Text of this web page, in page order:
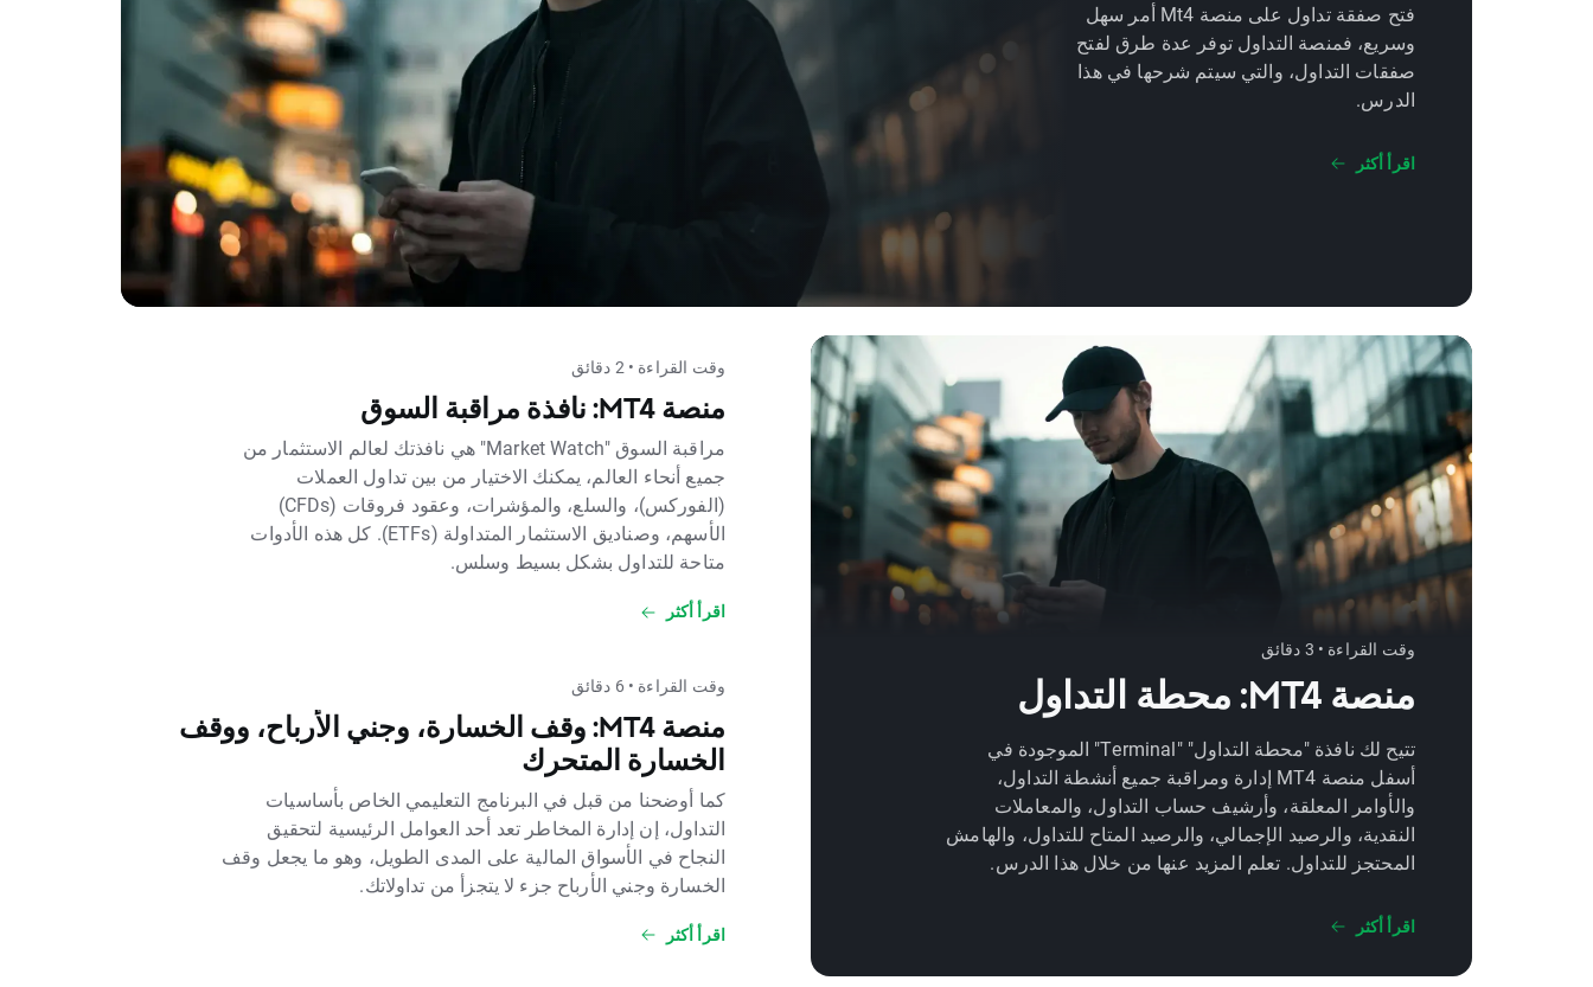
فتح صفقة تداول على منصة Mt4 أمر سهل
وسريع، فمنصة التداول توفر عدة طرق لفتح
صفقات التداول، والتي سيتم شرحها في هذا
الدرس.
اقرأ أكثر
وقت القراءة • 3 دقائق
منصة MT4: محطة التداول
تتيح لك نافذة "محطة التداول" "Terminal" الموجودة في
أسفل منصة MT4 إدارة ومراقبة جميع أنشطة التداول،
والأوامر المعلقة، وأرشيف حساب التداول، والمعاملات
النقدية، والرصيد الإجمالي، والرصيد المتاح للتداول، والهامش
المحتجز للتداول. تعلم المزيد عنها من خلال هذا الدرس.
اقرأ أكثر
وقت القراءة • 2 دقائق
منصة MT4: نافذة مراقبة السوق
مراقبة السوق "Market Watch" هي نافذتك لعالم الاستثمار من
جميع أنحاء العالم، يمكنك الاختيار من بين تداول العملات
(الفوركس)، والسلع، والمؤشرات، وعقود فروقات (CFDs)
الأسهم، وصناديق الاستثمار المتداولة (ETFs). كل هذه الأدوات
متاحة للتداول بشكل بسيط وسلس.
اقرأ أكثر
وقت القراءة • 6 دقائق
منصة MT4: وقف الخسارة، وجني الأرباح، ووقف
الخسارة المتحرك
كما أوضحنا من قبل في البرنامج التعليمي الخاص بأساسيات
التداول، إن إدارة المخاطر تعد أحد العوامل الرئيسية لتحقيق
النجاح في الأسواق المالية على المدى الطويل، وهو ما يجعل وقف
الخسارة وجني الأرباح جزء لا يتجزأ من تداولاتك.
اقرأ أكثر